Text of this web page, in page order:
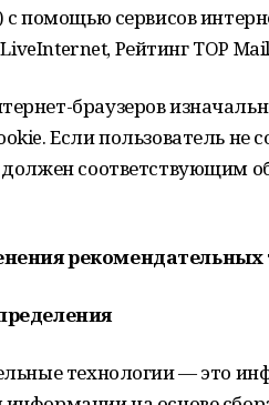
с помощью сервисов
Рейтинг TOP
браузеров
Если пользователь не
соответствующим
рекомендательных
технологии — это